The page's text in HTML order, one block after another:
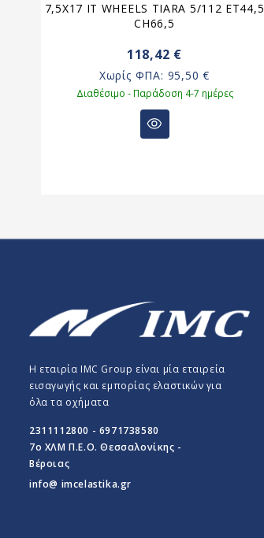
7,5X17 IT WHEELS TIARA 5/112 ET44,5
CH66,5
118,42 €
Χωρίς ΦΠΑ: 95,50 €
Διαθέσιμο - Παράδοση 4-7 ημέρες
Η εταιρία IMC Group είναι μία εταιρεία
εισαγωγής και εμπορίας ελαστικών για
όλα τα οχήματα
2311112800 - 6971738580
7o ΧΛΜ Π.E.O. Θεσσαλονίκης -
Βέροιας
info@ imcelastika.gr